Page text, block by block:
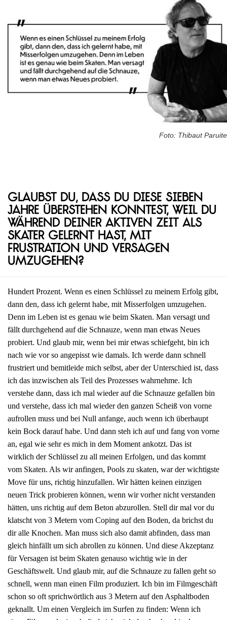
Foto: Thibaut Paruite
Glaubst du, dass du diese sieben
Jahre überstehen konntest, weil du
während deiner aktiven Zeit als
Skater gelernt hast, mit
Frustration und Versagen
umzugehen?
Hundert Prozent. Wenn es einen Schlüssel zu meinem Erfolg gibt,
dann den, dass ich gelernt habe, mit Misserfolgen umzugehen.
Denn im Leben ist es genau wie beim Skaten. Man versagt und
fällt durchgehend auf die Schnauze, wenn man etwas Neues
probiert. Und glaub mir, wenn bei mir etwas schiefgeht, bin ich
nach wie vor so angepisst wie damals. Ich werde dann schnell
frustriert und bemitleide mich selbst, aber der Unterschied ist, dass
ich das inzwischen als Teil des Prozesses wahrnehme. Ich
verstehe dann, dass ich mal wieder auf die Schnauze gefallen bin
und verstehe, dass ich mal wieder den ganzen Scheiß von vorne
aufrollen muss und bei Null anfange, auch wenn ich überhaupt
kein Bock darauf habe. Und dann steh ich auf und fang von vorne
an, egal wie sehr es mich in dem Moment ankotzt. Das ist
wirklich der Schlüssel zu all meinen Erfolgen, und das kommt
vom Skaten. Als wir anfingen, Pools zu skaten, war der wichtigste
Move für uns, richtig hinzufallen. Wir hätten keinen einzigen
neuen Trick probieren können, wenn wir vorher nicht verstanden
hätten, uns richtig auf dem Beton abzurollen. Stell dir mal vor du
klatscht von 3 Metern vom Coping auf den Boden, da brichst du
dir alle Knochen. Man muss sich also damit abfinden, dass man
gleich hinfällt um sich abrollen zu können. Und diese Akzeptanz
für Versagen ist beim Skaten genauso wichtig wie in der
Geschäftswelt. Und glaub mir, auf die Schnauze zu fallen geht so
schnell, wenn man einen Film produziert. Ich bin im Filmgeschäft
schon so oft sprichwörtlich aus 3 Metern auf den Asphaltboden
geknallt. Um einen Vergleich im Surfen zu finden: Wenn ich